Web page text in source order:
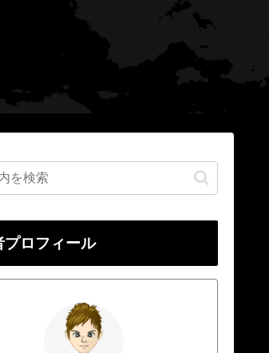
プロフィール